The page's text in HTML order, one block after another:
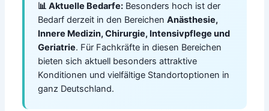
📊 Aktuelle Bedarfe: Besonders hoch ist der
Bedarf derzeit in den BereichenAnästhesie,
Innere Medizin, Chirurgie, Intensivpflege und
Geriatrie. Für Fachkräfte in diesen Bereichen
bieten sich aktuell besonders attraktive
Konditionen und vielfältige Standortoptionen in
ganz Deutschland.